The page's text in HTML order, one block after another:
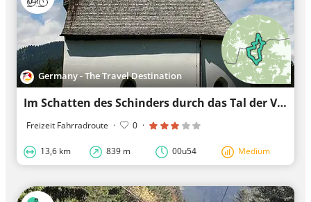
Germany - The Travel Destination
Im Schatten des Schinders durch das Tal der Valepp
Freizeit Fahrradroute · 0 ·
13,6 km 839 m 00u54 Medium